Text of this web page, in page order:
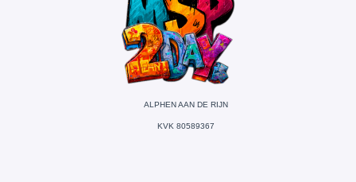
ALPHEN AAN DE RIJN
KVK 80589367